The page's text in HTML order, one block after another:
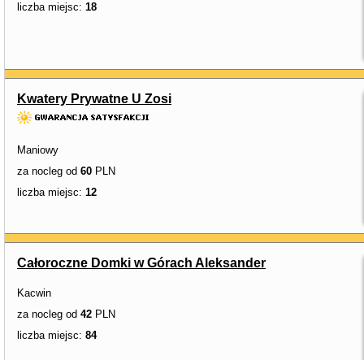
liczba miejsc: 18
Kwatery Prywatne U Zosi
Maniowy
za nocleg od 60 PLN
liczba miejsc: 12
Całoroczne Domki w Górach Aleksander
Kacwin
za nocleg od 42 PLN
liczba miejsc: 84